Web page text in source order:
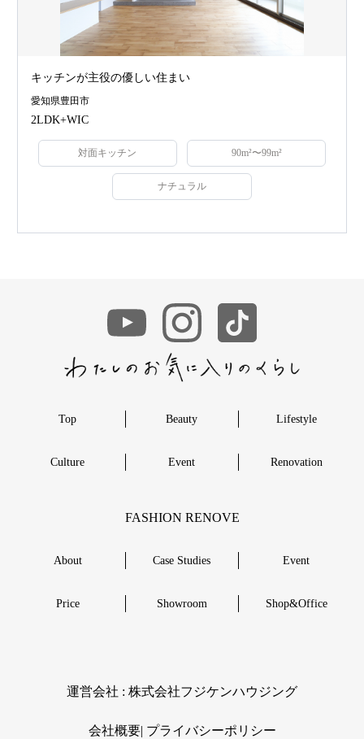
キッチンが主役の優しい住まい
愛知県豊田市
2LDK+WIC
対面キッチン 90m²〜99m²
ナチュラル
Top Beauty Lifestyle
Culture Event Renovation
FASHION RENOVE
About Case Studies Event
Price Showroom Shop&Office
︎運営会社 : 株式会社フジケンハウジング
会社概要| ︎プライバシーポリシー